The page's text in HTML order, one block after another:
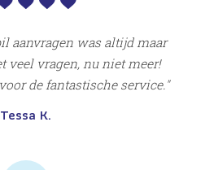
aanvragen was altijd maar
veel vragen, nu niet meer!
de fantastische service.
Tessa K.